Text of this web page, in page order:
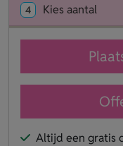
4 Kies aantal
Altijd een gratis